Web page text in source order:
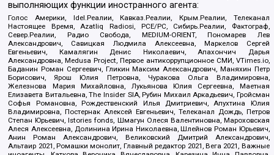
выполняющих функции иностранного агента:
Голос Америки, Idel.Реалии, Кавказ.Реалии, Крым.Реалии, Телеканал
Настоящее Время, Azatliq Radiosi, PCE/PC, Сибирь.Реалии, Фактограф,
Север.Реалии, Радио Свобода, MEDIUM-ORIENT, Пономарев Лев
Александрович, Савицкая Людмила Алексеевна, Маркелов Сергей
Евгеньевич, Камалягин Денис Николаевич, Апахончич Дарья
Александровна, Medusa Project, Первое антикоррупционное СМИ, VTimes.io,
Баданин Роман Сергеевич, Гликин Максим Александрович, Маняхин Петр
Борисович, Ярош Юлия Петровна, Чуракова Ольга Владимировна,
Железнова Мария Михайловна, Лукьянова Юлия Сергеевна, Маетная
Елизавета Витальевна, The Insider SIA, Рубин Михаил Аркадьевич, Гройсман
Софья Романовна, Рождественский Илья Дмитриевич, Апухтина Юлия
Владимировна, Постернак Алексей Евгеньевич, Телеканал Дождь, Петров
Степан Юрьевич, Istories fonds, Шмагун Олеся Валентиновна, Мароховская
Алеся Алексеевна, Долинина Ирина Николаевна, Шлейнов Роман Юрьевич,
Анин Роман Александрович, Великовский Дмитрий Александрович,
Альтаир 2021, Ромашки монолит, Главный редактор 2021, Вега 2021, Важные